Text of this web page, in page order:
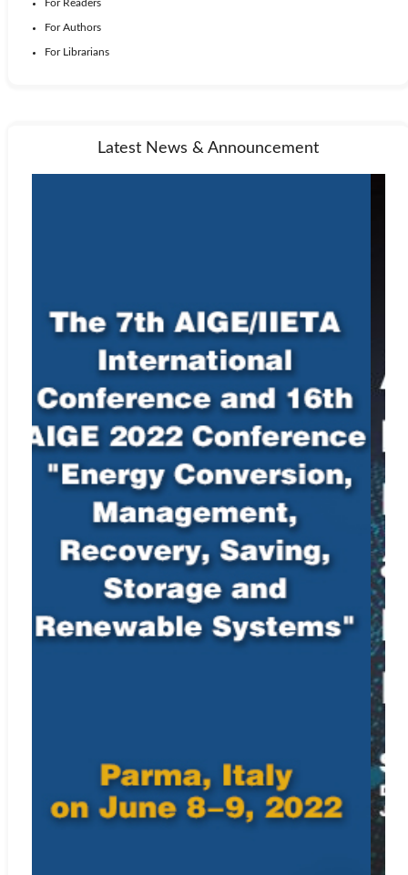
For Readers
For Authors
For Librarians
Latest News & Announcement